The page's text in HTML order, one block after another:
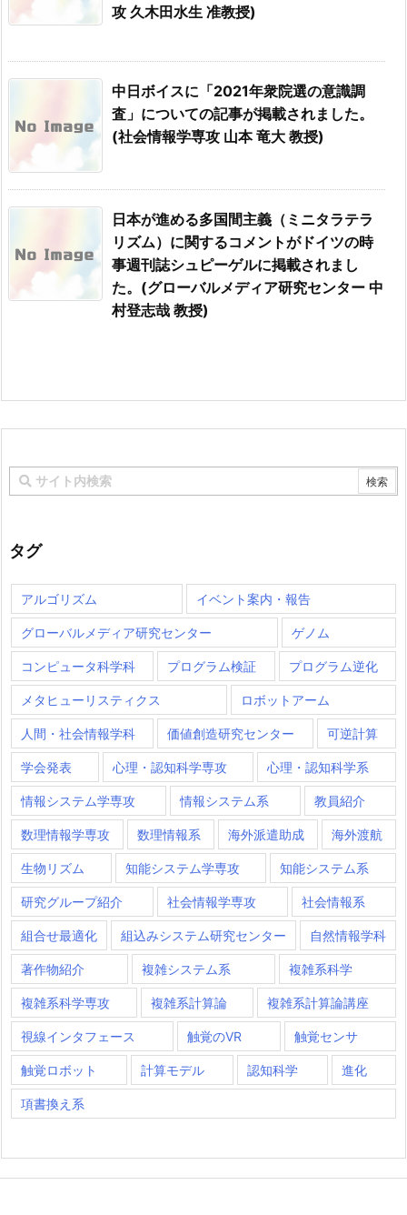
攻 久木田水生 准教授)
中日ボイスに「2021年衆院選の意識調
査」についての記事が掲載されました。
(社会情報学専攻 山本 竜大 教授)
日本が進める多国間主義（ミニタラテラ
リズム）に関するコメントがドイツの時
事週刊誌シュピーゲルに掲載されまし
た。(グローバルメディア研究センター 中
村登志哉 教授)
タグ
アルゴリズム イベント案内・報告
グローバルメディア研究センター ゲノム
コンピュータ科学科 プログラム検証 プログラム逆化
メタヒューリスティクス ロボットアーム
人間・社会情報学科 価値創造研究センター 可逆計算
学会発表 心理・認知科学専攻 心理・認知科学系
情報システム学専攻 情報システム系 教員紹介
数理情報学専攻 数理情報系 海外派遣助成 海外渡航
生物リズム 知能システム学専攻 知能システム系
研究グループ紹介 社会情報学専攻 社会情報系
組合せ最適化 組込みシステム研究センター 自然情報学科
著作物紹介 複雑システム系 複雑系科学
複雑系科学専攻 複雑系計算論 複雑系計算論講座
視線インタフェース 触覚のVR 触覚センサ
触覚ロボット 計算モデル 認知科学 進化
項書換え系